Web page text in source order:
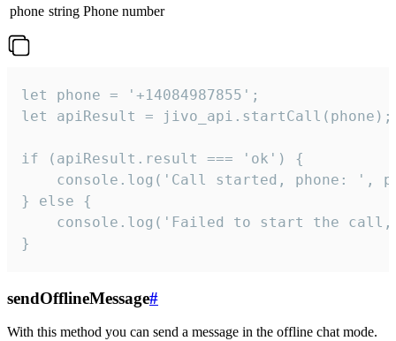
phone string Phone number
let phone = '+14084987855';
let apiResult = jivo_api.startCall(phone);
if (apiResult.result === 'ok') {
console.log('Call started, phone: ',
} else {
console.log('Failed to start the
}
sendOfflineMessage#
With this method you can send a message in the offline chat mode.